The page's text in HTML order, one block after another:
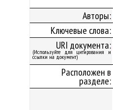
Авторы:
Ключевые слова:
URI документа:
(Используйте для цитирования и
ссылки на документ)
Расположен в
разделе: